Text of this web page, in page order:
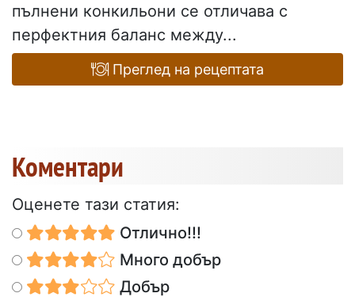
пълнени конкильони се отличава с
перфектния баланс между...
Преглед на рецептата
Коментари
Оценете тази статия:
Отлично!!!
Много добър
Добър